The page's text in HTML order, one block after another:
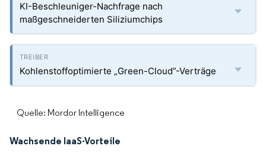
KI-Beschleuniger-Nachfrage nach
maßgeschneiderten Siliziumchips
Kohlenstoffoptimierte „Green-Cloud”-Verträge
Quelle: Mordor Intelligence
Wachsende IaaS-Vorteile